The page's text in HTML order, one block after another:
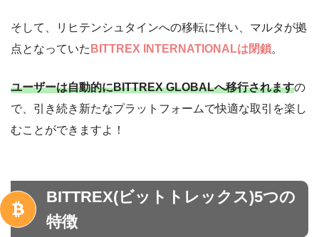
そして、リヒテンシュタインへの移転に伴い、マルタが拠
点となっていた BITTREX INTERNATIONALは閉鎖。
ユーザーは自動的にBITTREX GLOBALへ移行されますの
で、引き続き新たなプラットフォームで快適な取引を楽し
むことができますよ！
BITTREX(ビットトレックス)5つの
特徴